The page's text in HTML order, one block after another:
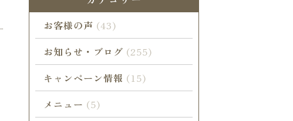
お客様の声 (43)
お知らせ・ブログ (255)
キャンペーン情報 (15)
メニュー (5)